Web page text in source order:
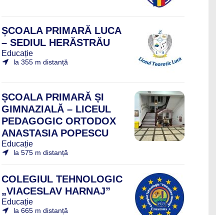
ȘCOALA PRIMARĂ LUCA
– SEDIUL HERĂSTRĂU
Educație
la 355 m distanță
ȘCOALA PRIMARĂ ȘI
GIMNAZIALĂ – LICEUL
PEDAGOGIC ORTODOX
ANASTASIA POPESCU
Educație
la 575 m distanță
COLEGIUL TEHNOLOGIC
„VIACESLAV HARNAJ”
Educație
la 665 m distanță